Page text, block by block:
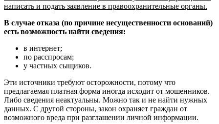
написать и подать заявление в правоохранительные органы.
В случае отказа (по причине несущественности оснований)
есть возможность найти сведения:
в интернет;
по расспросам;
у частных сыщиков.
Эти источники требуют осторожности, потому что
предлагаемая платная форма иногда исходит от мошенников.
Либо сведения неактуальны. Можно так и не найти нужных
данных. С другой стороны, закон охраняет граждан от
возможного вреда при разглашении личной информации.